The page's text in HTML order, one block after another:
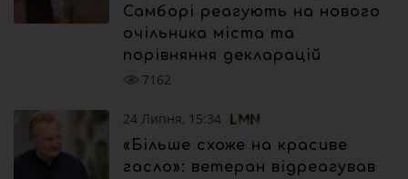
Самборі реагують на нового
очільника міста та
порівняння декларацій
7162
24 Липня, 15:34
«Більше схоже на красиве
гасло»: ветеран відреагував